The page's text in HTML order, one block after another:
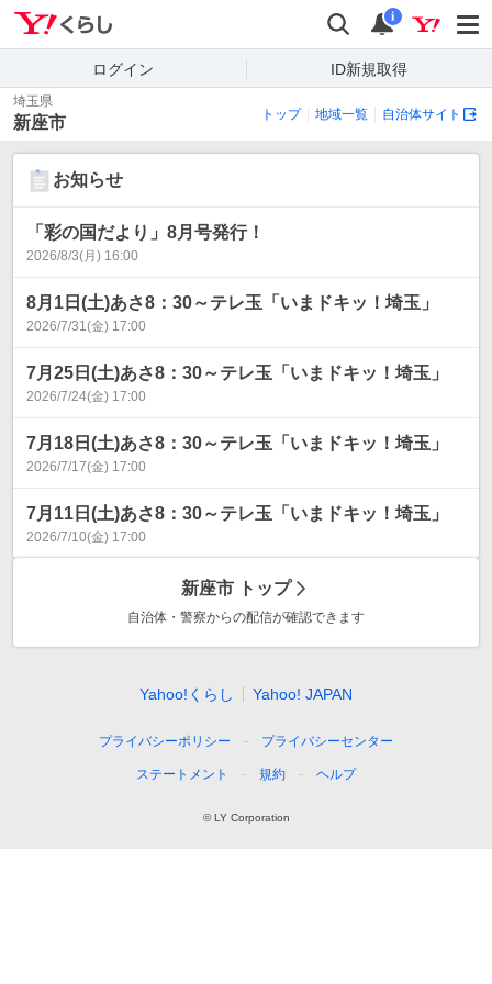
検索 通知
i
ログイン ID新規取得
埼玉県
新座市 トップ 地域一覧 自治体サイト
お知らせ
「彩の国だより」8月号発行！
2026/8/3(月) 16:00
8月1日(土)あさ8：30～テレ玉「いまドキッ！埼玉」
2026/7/31(金) 17:00
7月25日(土)あさ8：30～テレ玉「いまドキッ！埼玉」
2026/7/24(金) 17:00
7月18日(土)あさ8：30～テレ玉「いまドキッ！埼玉」
2026/7/17(金) 17:00
7月11日(土)あさ8：30～テレ玉「いまドキッ！埼玉」
2026/7/10(金) 17:00
新座市 トップ
自治体・警察からの配信が確認できます
Yahoo!くらし Yahoo! JAPAN
プライバシーポリシー プライバシーセンター
ステートメント 規約 ヘルプ
© LY Corporation